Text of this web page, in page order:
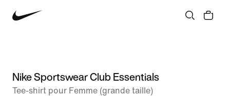
Nike Sportswear Club Essentials
Tee-shirt pour Femme (grande taille)